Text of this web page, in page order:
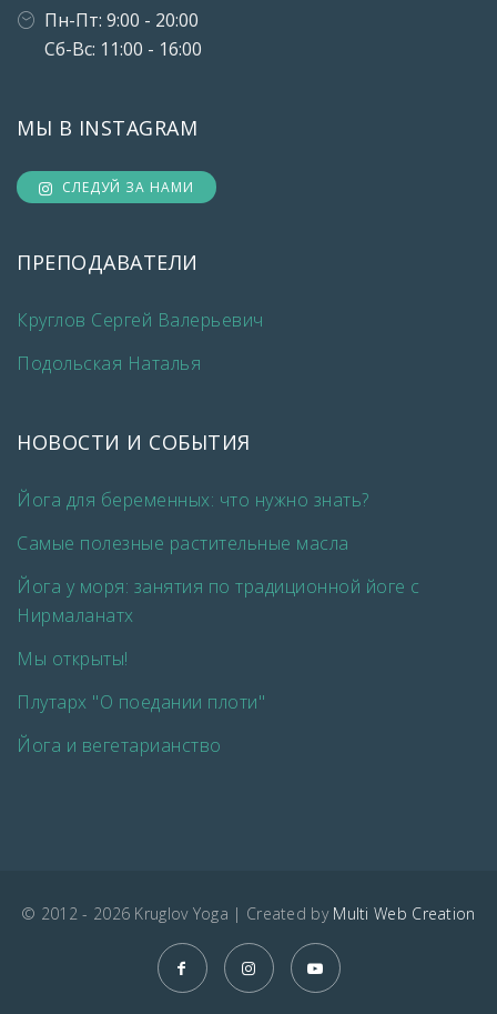
Пн-Пт: 9:00 - 20:00
Сб-Вс: 11:00 - 16:00
МЫ В INSTAGRAM
СЛЕДУЙ ЗА НАМИ
ПРЕПОДАВАТЕЛИ
Круглов Сергей Валерьевич
Подольская Наталья
НОВОСТИ И СОБЫТИЯ
Йога для беременных: что нужно знать?
Самые полезные растительные масла
Йога у моря: занятия по традиционной йоге с
Нирмаланатх
Мы открыты!
Плутарх "О поедании плоти"
Йога и вегетарианство
© 2012 - 2026 Kruglov Yoga | Created by Multi Web Creation